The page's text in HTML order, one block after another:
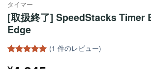
タイマー
[取扱終了] SpeedStacks Timer
Edge
(1 件のレビュー)